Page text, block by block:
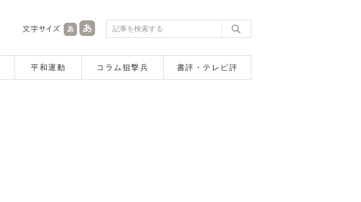
平和運動 コラム狙撃兵 書評・テレビ評